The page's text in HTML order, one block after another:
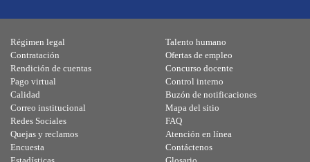
Régimen legal
Contratación
Rendición de cuentas
Pago virtual
Calidad
Talento humano
Ofertas de empleo
Concurso docente
Control interno
Buzón de notificaciones
Correo institucional
Redes Sociales
Quejas y reclamos
Encuesta
Mapa del sitio
FAQ
Atención en línea
Contáctenos